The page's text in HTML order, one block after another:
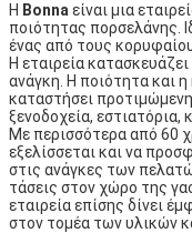
Η Bonna είναι μια
ποιότητας πορσελάνης.
ένας από τους
Η εταιρεία
ανάγκη. Η ποιότητα και
καταστήσει
ξενοδοχεία, εστιατόρια,
Με περισσότερα από 60
εξελίσσεται και να
στις ανάγκες των
τάσεις στον χώρο της
εταιρεία επίσης δίνει
στον τομέα των υλικών